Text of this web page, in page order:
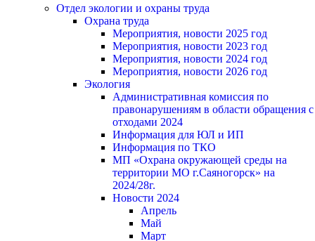
Отдел экологии и охраны труда
Охрана труда
Мероприятия, новости 2025 год
Мероприятия, новости 2023 год
Мероприятия, новости 2024 год
Мероприятия, новости 2026 год
Экология
Административная комиссия по
правонарушениям в области обращения с
отходами 2024
Информация для ЮЛ и ИП
Информация по ТКО
МП «Охрана окружающей среды на
территории МО г.Саяногорск» на
2024/28г.
Новости 2024
Апрель
Май
Март